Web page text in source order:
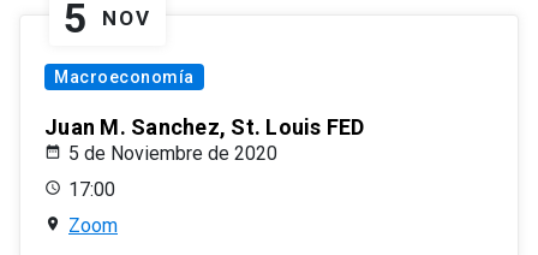
5 NOV
Macroeconomía
Juan M. Sanchez, St. Louis FED
5 de Noviembre de 2020
17:00
Zoom